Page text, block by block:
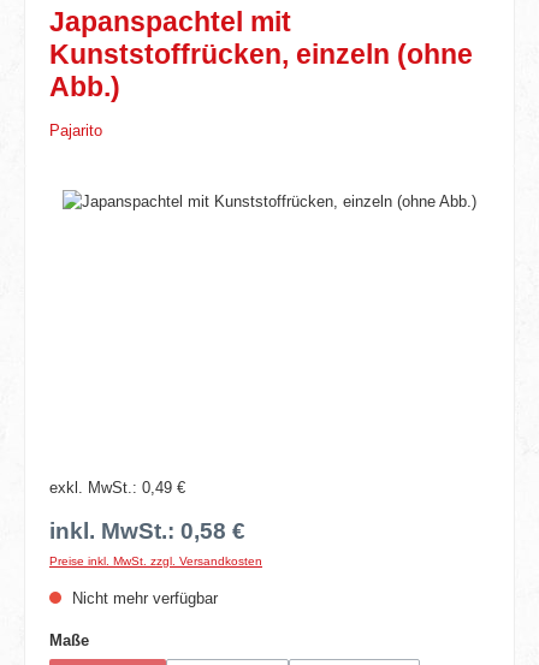
Japanspachtel mit
Kunststoffrücken, einzeln (ohne
Abb.)
Pajarito
Bildergalerie überspringen
exkl. MwSt.: 0,49 €
inkl. MwSt.: 0,58 €
Preise inkl. MwSt. zzgl. Versandkosten
Nicht mehr verfügbar
Maßeauswählen